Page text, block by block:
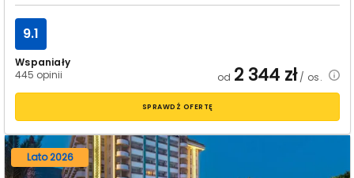
Wspaniały
445 opinii
9.1
od 2 344 zł/ os.
SPRAWDŹ OFERTĘ
Lato 2026